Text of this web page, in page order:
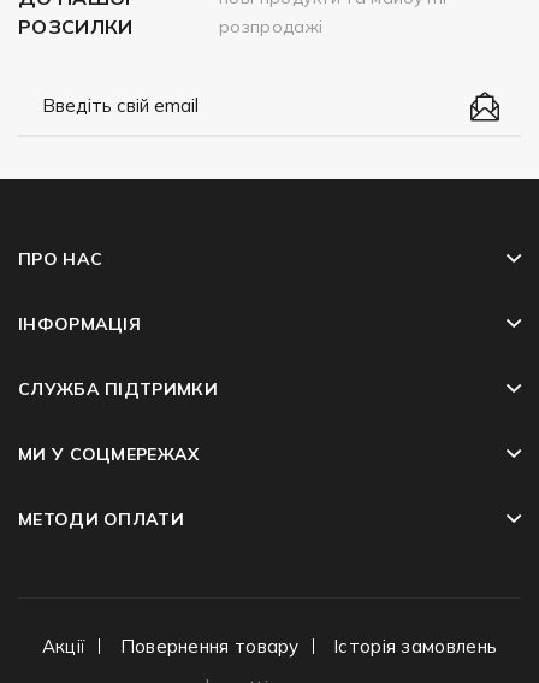
РОЗСИЛКИ
розпродажі
ПРО НАС
ІНФОРМАЦІЯ
СЛУЖБА ПІДТРИМКИ
МИ У СОЦМЕРЕЖАХ
МЕТОДИ ОПЛАТИ
Акції Повернення товару
Історія замовлень